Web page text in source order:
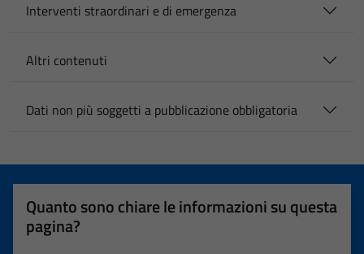
Interventi straordinari e di emergenza
Altri contenuti
Dati non più soggetti a pubblicazione obbligatoria
Quanto sono chiare le informazioni su questa
pagina?